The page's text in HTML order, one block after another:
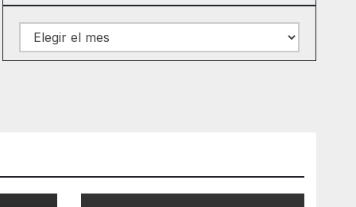
Archivos